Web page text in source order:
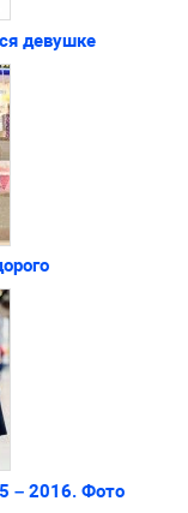
девушке
– 2016. Фото